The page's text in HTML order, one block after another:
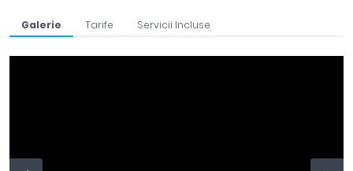
Galerie Tarife Servicii Incluse